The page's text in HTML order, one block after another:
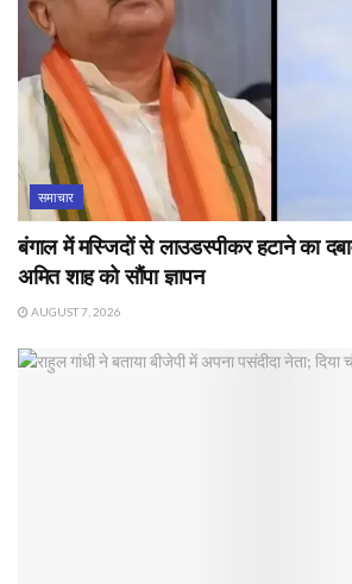
समाचार
बंगाल में मस्जिदों से लाउडस्पीकर हटाने का
अमित शाह को सौंपा ज्ञापन
AUGUST 7, 2026